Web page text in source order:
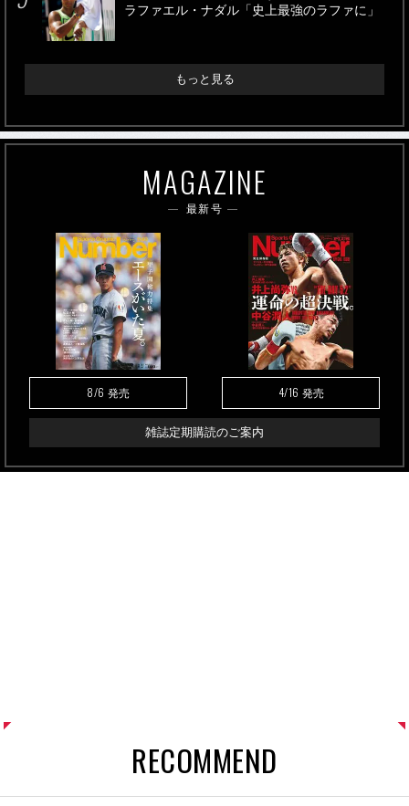
ラファエル・ナダル「史上最強のラファに」
もっと見る
MAGAZINE
最新号
8/6 発売 4/16 発売
雑誌定期購読のご案内
RECOMMEND